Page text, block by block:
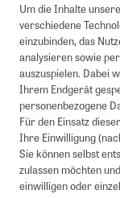
Um die Inhalte
verschiedene
einzubinden, das
analysieren sowie
auszuspielen. Dabei
Ihrem Endgerät
personenbezogene
Für den Einsatz
Ihre Einwilligung
Sie können selbst
zulassen möchten
einwilligen oder
1Mindestbestellwert
Barauszahlung
Briefsendungen
Weitere
Alle